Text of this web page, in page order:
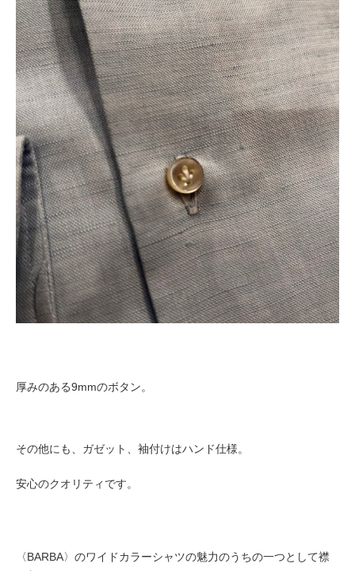
厚みのある9mmのボタン。
その他にも、ガゼット、袖付けはハンド仕様。
安心のクオリティです。
〈BARBA〉のワイドカラーシャツの魅力のうちの一つとして襟